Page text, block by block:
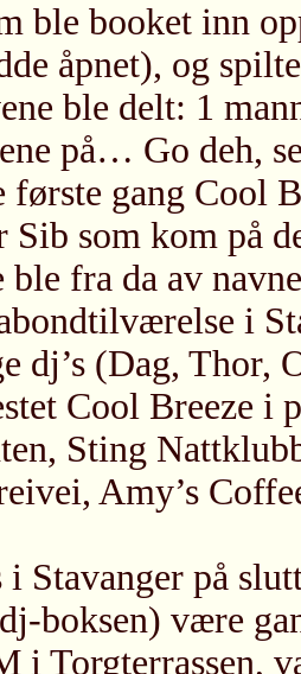
ble booket inn
åpnet), og
ble delt: 1
på… Go deh,
gang Cool
Sib som kom på
ble fra da av
i
dj’s (Dag, Thor,
Cool Breeze i
Sting
Amy’s
i Stavanger på
boksen) være
i Torgterrassen,